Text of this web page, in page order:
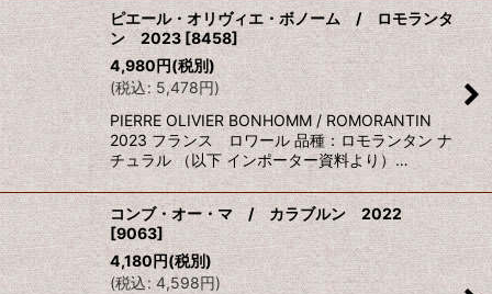
ピエール・オリヴィエ・ボノーム / ロモランタ
ン 2023 [8458]
4,980円(税別)
(税込: 5,478円)
PIERRE OLIVIER BONHOMM / ROMORANTIN
2023 フランス ロワール 品種：ロモランタン ナ
チュラル （以下 インポーター資料より）…
コンブ・オー・マ / カラブルン 2022
[9063]
4,180円(税別)
(税込: 4,598円)